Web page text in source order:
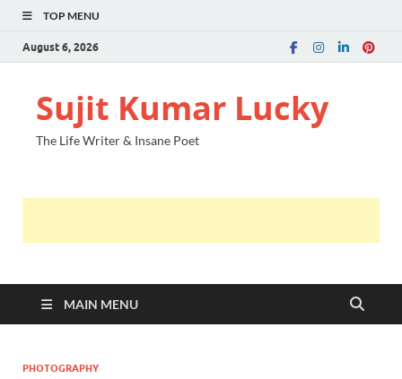
TOP MENU
August 6, 2026
Sujit Kumar Lucky
The Life Writer & Insane Poet
MAIN MENU
PHOTOGRAPHY